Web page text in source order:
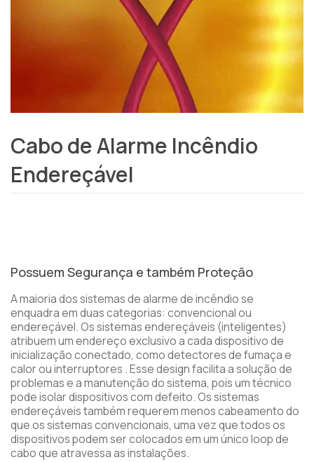
Cabo de Alarme Incêndio
Endereçável
Possuem Segurança e também Proteção
A maioria dos sistemas de alarme de incêndio se
enquadra em duas categorias: convencional ou
endereçável. Os sistemas endereçáveis ​​(inteligentes)
atribuem um endereço exclusivo a cada dispositivo de
inicialização conectado, como detectores de fumaça e
calor ou interruptores . Esse design facilita a solução de
problemas e a manutenção do sistema, pois um técnico
pode isolar dispositivos com defeito. Os sistemas
endereçáveis ​​também requerem menos cabeamento do
que os sistemas convencionais, uma vez que todos os
dispositivos podem ser colocados em um único loop de
cabo que atravessa as instalações.